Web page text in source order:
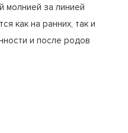
молнией за линией
как на ранних, так и
и после родов